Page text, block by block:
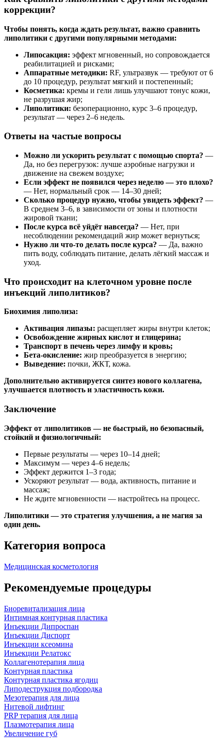
коррекции?
Чтобы понять, когда ждать результат, важно сравнить
липолитики с другими популярными методами:
Липосакция: эффект мгновенный, но сопровождается
реабилитацией и рисками;
Аппаратные методики: RF, ультразвук — требуют от 6
до 10 процедур, результат мягкий и постепенный;
Косметика: кремы и гели лишь улучшают тонус кожи,
не разрушая жир;
Липолитики: безоперационно, курс 3–6 процедур,
результат — через 2–6 недель.
Ответы на частые вопросы
Можно ли ускорить результат с помощью спорта? —
Да, но без перегрузок: лучше аэробные нагрузки и
движение на свежем воздухе;
Если эффект не появился через неделю — это плохо?
— Нет, нормальный срок — 14–30 дней;
Сколько процедур нужно, чтобы увидеть эффект? —
В среднем 3–6, в зависимости от зоны и плотности
жировой ткани;
После курса всё уйдёт навсегда? — Нет, при
несоблюдении рекомендаций жир может вернуться;
Нужно ли что-то делать после курса? — Да, важно
пить воду, соблюдать питание, делать лёгкий массаж и
уход.
Что происходит на клеточном уровне после
инъекций липолитиков?
Биохимия липолиза:
Активация липазы: расщепляет жиры внутри клеток;
Освобождение жирных кислот и глицерина;
Транспорт в печень через лимфу и кровь;
Бета-окисление: жир преобразуется в энергию;
Выведение: почки, ЖКТ, кожа.
Дополнительно активируется синтез нового коллагена,
улучшается плотность и эластичность кожи.
Заключение
Эффект от липолитиков — не быстрый, но безопасный,
стойкий и физиологичный:
Первые результаты — через 10–14 дней;
Максимум — через 4–6 недель;
Эффект держится 1–3 года;
Ускоряют результат — вода, активность, питание и
массаж;
Не ждите мгновенности — настройтесь на процесс.
Липолитики — это стратегия улучшения, а не магия за
один день.
Категория вопроса
Медицинская косметология
Рекомендуемые процедуры
Биоревитализация лица
Интимная контурная пластика
Инъекции Дипроспан
Инъекции Диспорт
Инъекции ксеомина
Инъекции Релатокс
Коллагенотерапия лица
Контурная пластика
Контурная пластика ягодиц
Липодеструкция подбородка
Мезотерапия для лица
Нитевой лифтинг
PRP терапия для лица
Плазмотерапия лица
Увеличение губ